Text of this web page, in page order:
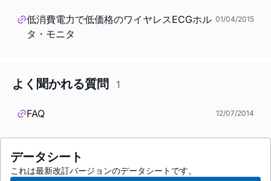
低消費電力で低価格のワイヤレスECGホル
タ・モニタ
01/04/2015
よく聞かれる質問 1
FAQ 12/07/2014
データシート
これは最新改訂バージョンのデータシートです。